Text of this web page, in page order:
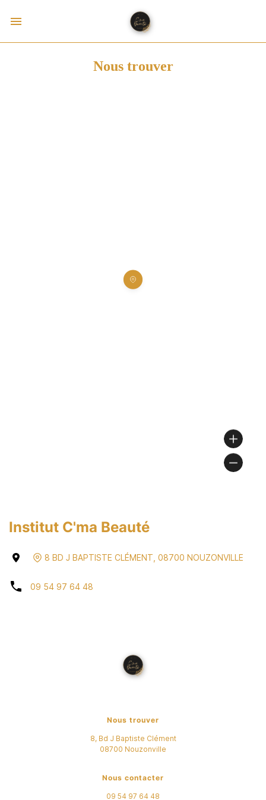
Nous trouver
Institut C'ma Beauté
8 BD J BAPTISTE CLÉMENT 08700 NOUZONVILLE
09 54 97 64 48
Nous trouver
8, Bd J Baptiste Clément
08700 Nouzonville
Nous contacter
09 54 97 64 48